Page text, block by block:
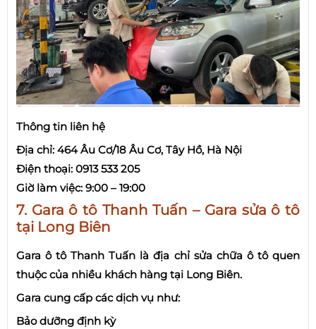
Thông tin liên hệ
Địa chỉ: 464 Âu Cơ/18 Âu Cơ, Tây Hồ, Hà Nội
Điện thoại: 0913 533 205
Giờ làm việc: 9:00 – 19:00
7. Gara ô tô Thanh Tuấn – Gara sửa ô tô
tại Long Biên
Gara ô tô Thanh Tuấn là địa chỉ sửa chữa ô tô quen
thuộc của nhiều khách hàng tại Long Biên.
Gara cung cấp các dịch vụ như:
Bảo dưỡng định kỳ